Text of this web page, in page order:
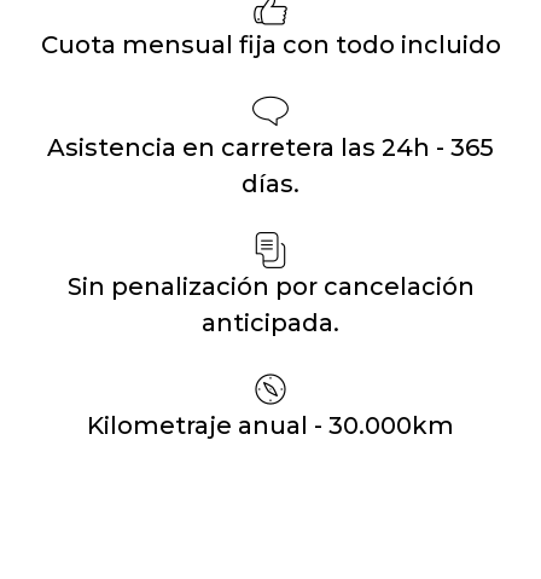
Cuota mensual fija con todo incluido
Asistencia en carretera las 24h - 365
días.
Sin penalización por cancelación
anticipada.
Kilometraje anual - 30.000km